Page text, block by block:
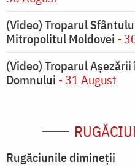
(Video) Troparul
Mitropolitul Moldovei -
(Video) Troparul
Domnului - 31 August
Rugăciunile dimineții